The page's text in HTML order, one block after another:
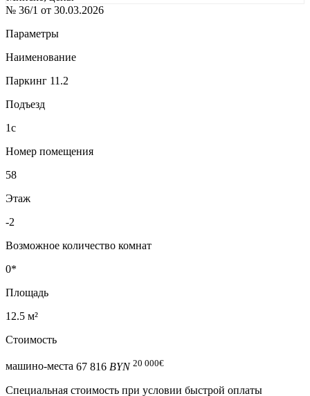
№ 36/1 от 30.03.2026
Параметры
Наименование
Паркинг 11.2
Подъезд
1с
Номер помещения
58
Этаж
-2
Возможное количество комнат
0*
Площадь
12.5 м²
Стоимость
машино-места 67 816 BYN 20 000€
Специальная cтоимость при условии быстрой оплаты